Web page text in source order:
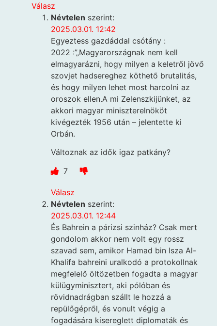
Válasz
Névtelen szerint:
2025.03.01. 12:42
Egyeztess gazdáddal csótány :
2022 :”„Magyarországnak nem kell
elmagyarázni, hogy milyen a keletről jövő
szovjet hadsereghez köthető brutalitás,
és hogy milyen lehet most harcolni az
oroszok ellen.A mi Zelenszkijünket, az
akkori magyar miniszterelnököt
kivégezték 1956 után – jelentette ki
Orbán.
Változnak az idők igaz patkány?
7
Válasz
Névtelen szerint:
2025.03.01. 12:44
És Bahrein a párizsi szinház? Csak mert
gondolom akkor nem volt egy rossz
szavad sem, amikor Hamad bin Isza Al-
Khalifa bahreini uralkodó a protokollnak
megfelelő öltözetben fogadta a magyar
külügyminisztert, aki pólóban és
rövidnadrágban szállt le hozzá a
repülőgépről, és vonult végig a
fogadására kisereglett diplomaták és